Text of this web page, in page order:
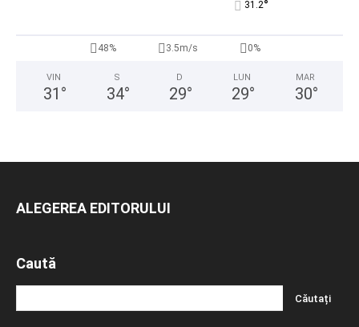
31.2°
48% 3.5m/s 0%
VIN
31 °
S
34°
D
29°
LUN
29°
MAR
30°
ALEGEREA EDITORULUI
Caută